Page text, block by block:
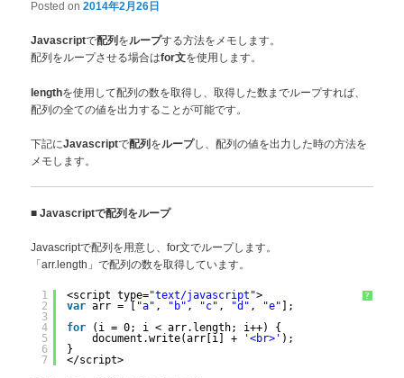
Posted on2014年2月26日
Javascriptで配列 をループする方法をメモします。
配列をループさせる場合はfor文を使用します。
lengthを使用して配列の数を取得し、取得した数までループすれば、
配列の全ての値を出力することが可能です。
下記にJavascriptで配列 をループし、配列の値を出力した時の方法を
メモします。
■Javascriptで配列をループ
Javascriptで配列を用意し、for文でループします。
「arr.length」で配列の数を取得しています。
?
1
2
3
4
5
6
7
<script type="text/javascript">
var arr = [ "a" , "b" , "c" , "d" , "e" ];
for
(i = 0; i < arr.length; i++) {
document.write(arr[i] +
'<br>' );
}
</script>